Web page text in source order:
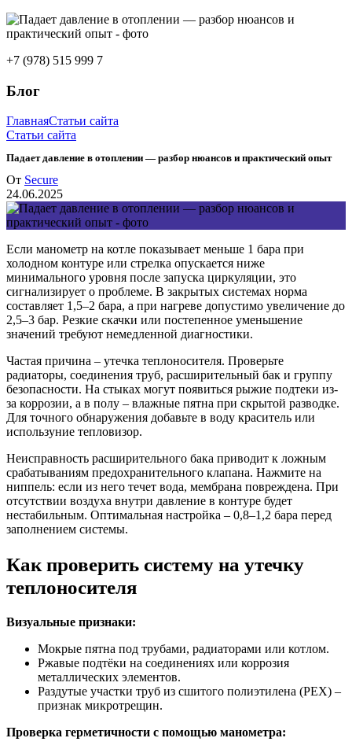
+7 (978) 515 999 7
Блог
ГлавнаяСтатьи сайта
Статьи сайта
Падает давление в отоплении — разбор нюансов и практический опыт
От Secure
24.06.2025
Если манометр на котле показывает меньше 1 бара при
холодном контуре или стрелка опускается ниже
минимального уровня после запуска циркуляции, это
сигнализирует о проблеме. В закрытых системах норма
составляет 1,5–2 бара, а при нагреве допустимо увеличение до
2,5–3 бар. Резкие скачки или постепенное уменьшение
значений требуют немедленной диагностики.
Частая причина – утечка теплоносителя. Проверьте
радиаторы, соединения труб, расширительный бак и группу
безопасности. На стыках могут появиться рыжие подтеки из-
за коррозии, а в полу – влажные пятна при скрытой разводке.
Для точного обнаружения добавьте в воду краситель или
используние тепловизор.
Неисправность расширительного бака приводит к ложным
срабатываниям предохранительного клапана. Нажмите на
ниппель: если из него течет вода, мембрана повреждена. При
отсутствии воздуха внутри давление в контуре будет
нестабильным. Оптимальная настройка – 0,8–1,2 бара перед
заполнением системы.
Как проверить систему на утечку
теплоносителя
Визуальные признаки:
Мокрые пятна под трубами, радиаторами или котлом.
Ржавые подтёки на соединениях или коррозия
металлических элементов.
Раздутые участки труб из сшитого полиэтилена (PEX) –
признак микротрещин.
Проверка герметичности с помощью манометра: